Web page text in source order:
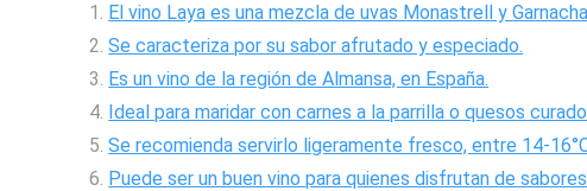
El vino Laya es una mezcla de uvas Monastrell y
Se caracteriza por su sabor afrutado y especiado.
Es un vino de la región de Almansa, en España.
Ideal para maridar con carnes a la parrilla o quesos
Se recomienda servirlo ligeramente fresco, entre 14-
Puede ser un buen vino para quienes disfrutan de